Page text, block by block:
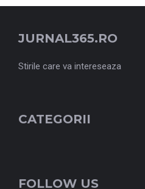
JURNAL365.RO
Stirile care va intereseaza
CATEGORII
FOLLOW US